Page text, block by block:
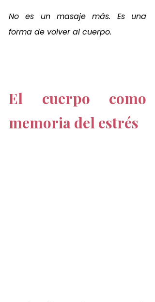
No es un masaje más. Es una
forma de volver al cuerpo.
El cuerpo como
memoria del estrés